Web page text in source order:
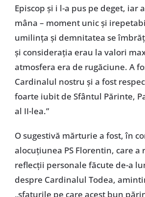
Episcop şi i l-a pus pe deget, iar
mâna – moment unic şi
umilinţa şi demnitatea se
şi consideraţia erau la valori
atmosfera era de rugăciune. A
Cardinalul nostru şi a fost
foarte iubit de Sfântul Părinte,
al II-lea.”
O sugestivă mărturie a fost, în
alocuţiunea PS Florentin, care a
reflecţii personale făcute de-a
despre Cardinalul Todea,
„sfaturile pe care acest bun